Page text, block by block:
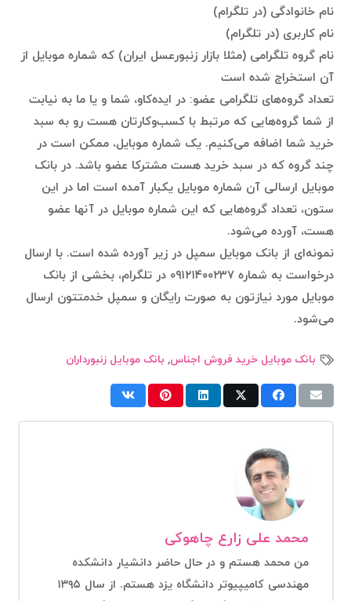
نام خانوادگی (در تلگرام)
نام کاربری (در تلگرام)
نام گروه تلگرامی (مثلا بازار زنبورعسل ایران) که شماره موبایل از
آن استخراج شده است
تعداد گروه‌های تلگرامی عضو: در ایده‌کاو، شما و یا ما به نیابت
از شما گروه‌هایی که مرتبط با کسب‌وکارتان هست رو به سبد
خرید شما اضافه می‌کنیم. یک شماره موبایل، ممکن است در
چند گروه که در سبد خرید هست مشترکا عضو باشد. در بانک
موبایل ارسالی آن شماره موبایل یکبار آمده است اما در این
ستون،‌ تعداد گروه‌هایی که این شماره موبایل در آنها عضو
هست، آورده می‌شود.
نمونه‌ای از بانک موبایل سمپل در زیر آورده شده است. با ارسال
درخواست به شماره ۰۹۱۲۱۴۰۰۲۳۷ در تلگرام، بخشی از بانک
موبایل مورد نیازتون به صورت رایگان و سمپل خدمتتون ارسال
می‌شود.
بانک موبایل خرید فروش اجناس, بانک موبایل زنبورداران
محمد علی زارع چاهوکی
من محمد هستم و در حال حاضر دانشیار دانشکده
مهندسی کامیپیوتر دانشگاه یزد هستم. از سال ۱۳۹۵